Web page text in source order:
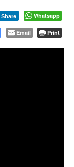
Share Whatsapp
Email Print